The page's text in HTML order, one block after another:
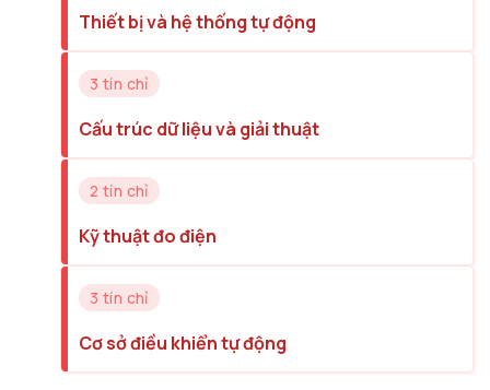
Thiết bị và hệ thống tự động
3 tín chỉ
Cấu trúc dữ liệu và giải thuật
2 tín chỉ
Kỹ thuật đo điện
3 tín chỉ
Cơ sở điều khiển tự động